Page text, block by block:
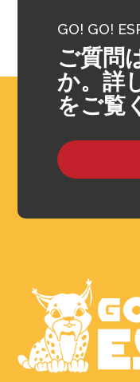
GO! GO!
ご質問
か。詳
をご覧